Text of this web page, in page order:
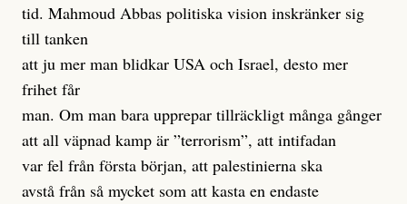
tid. Mahmoud Abbas politiska vision inskränker sig
till tanken
att ju mer man blidkar USA och Israel, desto mer
frihet får
man. Om man bara upprepar tillräckligt många gånger
att all väpnad kamp är ”terrorism”, att intifadan
var fel från första början, att palestinierna ska
avstå från så mycket som att kasta en endaste